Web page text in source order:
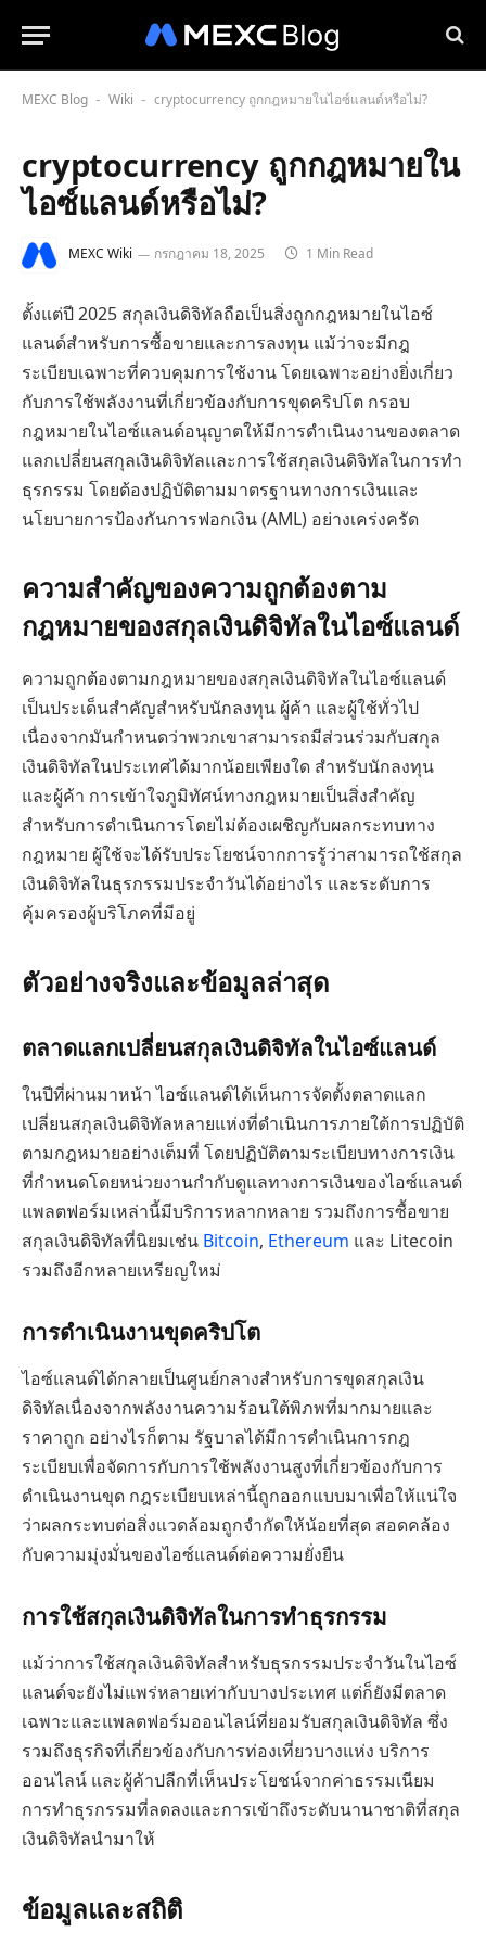
MEXC Blog - Wiki - cryptocurrency ถูกกฎหมายในไอซ์แลนด์หรือไม่?
cryptocurrency ถูกกฎหมายใน
ไอซ์แลนด์หรือไม่?
MEXC Wiki กรกฎาคม 18, 2025 1 Min Read
ตั้งแต่ปี 2025 สกุลเงินดิจิทัลถือเป็นสิ่งถูกกฎหมายในไอซ์
แลนด์สำหรับการซื้อขายและการลงทุน แม้ว่าจะมีกฎ
ระเบียบเฉพาะที่ควบคุมการใช้งาน โดยเฉพาะอย่างยิ่งเกี่ยว
กับการใช้พลังงานที่เกี่ยวข้องกับการขุดคริปโต กรอบ
กฎหมายในไอซ์แลนด์อนุญาตให้มีการดำเนินงานของตลาด
แลกเปลี่ยนสกุลเงินดิจิทัลและการใช้สกุลเงินดิจิทัลในการทำ
ธุรกรรม โดยต้องปฏิบัติตามมาตรฐานทางการเงินและ
นโยบายการป้องกันการฟอกเงิน (AML) อย่างเคร่งครัด
ความสำคัญของความถูกต้องตาม
กฎหมายของสกุลเงินดิจิทัลในไอซ์แลนด์
ความถูกต้องตามกฎหมายของสกุลเงินดิจิทัลในไอซ์แลนด์
เป็นประเด็นสำคัญสำหรับนักลงทุน ผู้ค้า และผู้ใช้ทั่วไป
เนื่องจากมันกำหนดว่าพวกเขาสามารถมีส่วนร่วมกับสกุล
เงินดิจิทัลในประเทศได้มากน้อยเพียงใด สำหรับนักลงทุน
และผู้ค้า การเข้าใจภูมิทัศน์ทางกฎหมายเป็นสิ่งสำคัญ
สำหรับการดำเนินการโดยไม่ต้องเผชิญกับผลกระทบทาง
กฎหมาย ผู้ใช้จะได้รับประโยชน์จากการรู้ว่าสามารถใช้สกุล
เงินดิจิทัลในธุรกรรมประจำวันได้อย่างไร และระดับการ
คุ้มครองผู้บริโภคที่มีอยู่
ตัวอย่างจริงและข้อมูลล่าสุด
ตลาดแลกเปลี่ยนสกุลเงินดิจิทัลในไอซ์แลนด์
ในปีที่ผ่านมาหน้า ไอซ์แลนด์ได้เห็นการจัดตั้งตลาดแลก
เปลี่ยนสกุลเงินดิจิทัลหลายแห่งที่ดำเนินการภายใต้การปฏิบัติ
ตามกฎหมายอย่างเต็มที่ โดยปฏิบัติตามระเบียบทางการเงิน
ที่กำหนดโดยหน่วยงานกำกับดูแลทางการเงินของไอซ์แลนด์
แพลตฟอร์มเหล่านี้มีบริการหลากหลาย รวมถึงการซื้อขาย
สกุลเงินดิจิทัลที่นิยมเช่น Bitcoin, Ethereum และ Litecoin
รวมถึงอีกหลายเหรียญใหม่
การดำเนินงานขุดคริปโต
ไอซ์แลนด์ได้กลายเป็นศูนย์กลางสำหรับการขุดสกุลเงิน
ดิจิทัลเนื่องจากพลังงานความร้อนใต้พิภพที่มากมายและ
ราคาถูก อย่างไรก็ตาม รัฐบาลได้มีการดำเนินการกฎ
ระเบียบเพื่อจัดการกับการใช้พลังงานสูงที่เกี่ยวข้องกับการ
ดำเนินงานขุด กฎระเบียบเหล่านี้ถูกออกแบบมาเพื่อให้แน่ใจ
ว่าผลกระทบต่อสิ่งแวดล้อมถูกจำกัดให้น้อยที่สุด สอดคล้อง
กับความมุ่งมั่นของไอซ์แลนด์ต่อความยั่งยืน
การใช้สกุลเงินดิจิทัลในการทำธุรกรรม
แม้ว่าการใช้สกุลเงินดิจิทัลสำหรับธุรกรรมประจำวันในไอซ์
แลนด์จะยังไม่แพร่หลายเท่ากับบางประเทศ แต่ก็ยังมีตลาด
เฉพาะและแพลตฟอร์มออนไลน์ที่ยอมรับสกุลเงินดิจิทัล ซึ่ง
รวมถึงธุรกิจที่เกี่ยวข้องกับการท่องเที่ยวบางแห่ง บริการ
ออนไลน์ และผู้ค้าปลีกที่เห็นประโยชน์จากค่าธรรมเนียม
การทำธุรกรรมที่ลดลงและการเข้าถึงระดับนานาชาติที่สกุล
เงินดิจิทัลนำมาให้
ข้อมูลและสถิติ